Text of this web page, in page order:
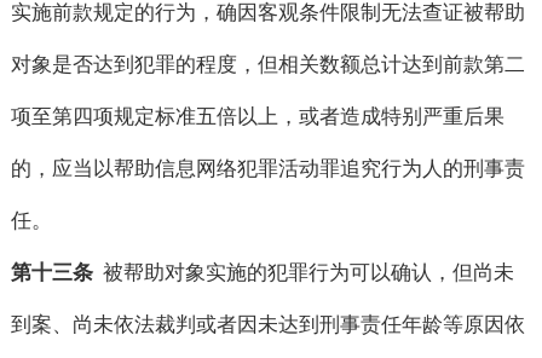
实施前款规定的行为，确因客观条件限制无法查证被帮助
对象是否达到犯罪的程度，但相关数额总计达到前款第二
项至第四项规定标准五倍以上，或者造成特别严重后果
的，应当以帮助信息网络犯罪活动罪追究行为人的刑事责
任。
第十三条 被帮助对象实施的犯罪行为可以确认，但尚未
到案、尚未依法裁判或者因未达到刑事责任年龄等原因依